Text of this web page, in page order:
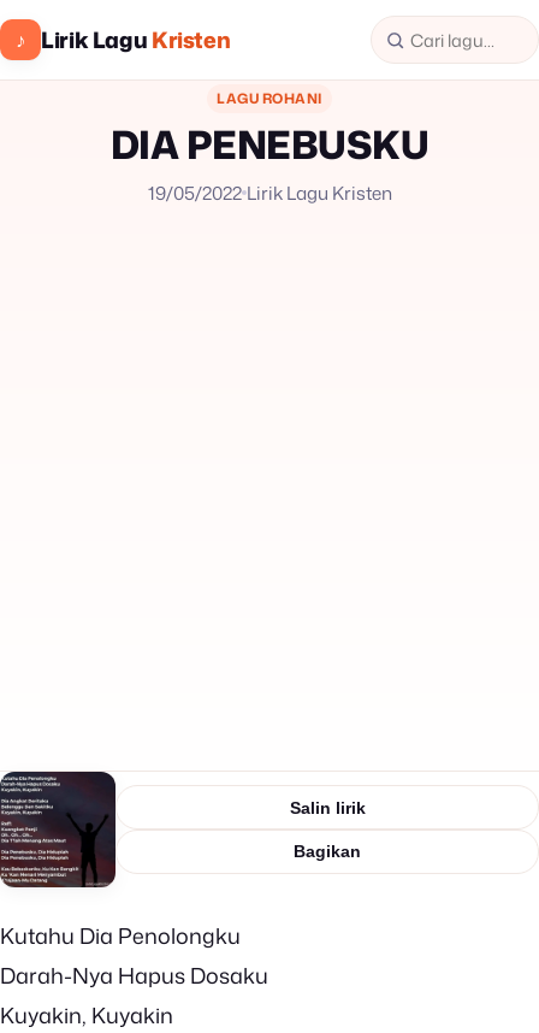
♪ Lirik LaguKristen
LAGU ROHANI
DIA PENEBUSKU
19/05/2022Lirik Lagu Kristen
Salin lirik
Bagikan
Kutahu Dia Penolongku
Darah-Nya Hapus Dosaku
Kuyakin, Kuyakin